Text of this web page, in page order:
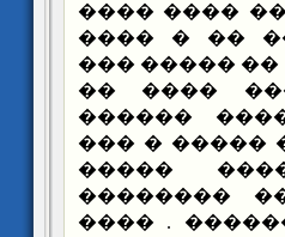
������:
���� ���
������� ��
����
������� �
������ ��
���
��������
�������